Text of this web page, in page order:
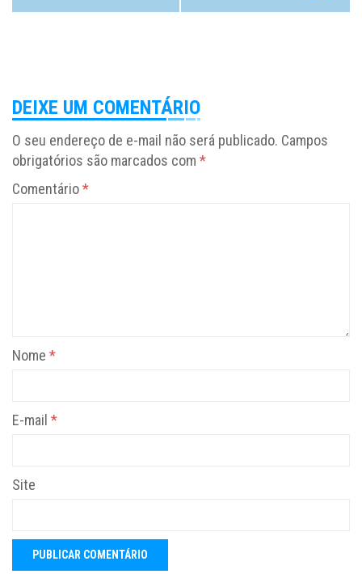
DEIXE UM COMENTÁRIO
O seu endereço de e-mail não será publicado. Campos
obrigatórios são marcados com *
Comentário*
Nome *
E-mail *
Site